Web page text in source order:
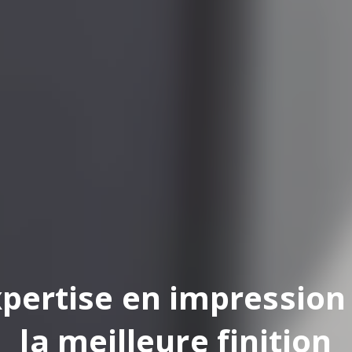
en
la meilleure finition